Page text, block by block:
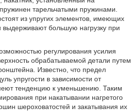
тарельчатыми пружинами.
из упругих элементов, имеющих
выдерживают большую нагрузку при
регулирования усилия
обрабатываемой детали путем
Известно, что предел
упругости в зависимости от
тенденцию к уменьшению. Таким
при накатывании нагретого
шероховатостей и закатывания их